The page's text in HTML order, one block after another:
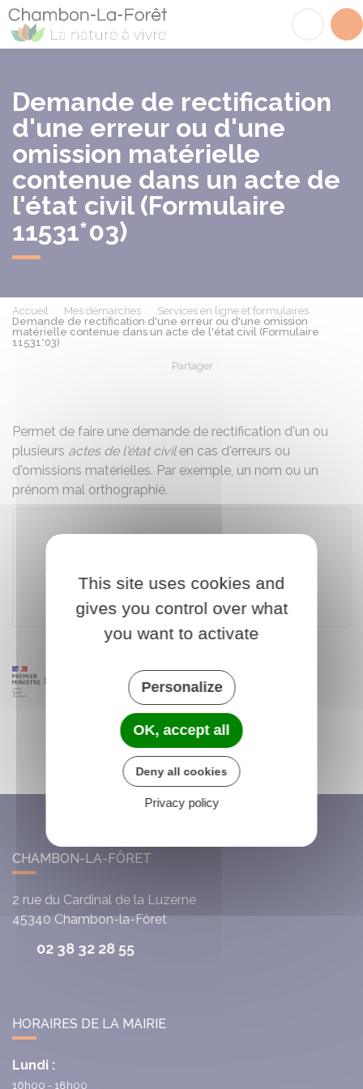
Demande de rectification
d'une erreur ou d'une
omission matérielle
contenue dans un acte de
l'état civil (Formulaire
11531*03)
Accueil Mes démarches
Services en ligne et formulaires
Demande de rectification d'une erreur ou d'une omission
matérielle contenue dans un acte de l'état civil (Formulaire
11531*03)
Partager
Permet de faire une demande de rectification d'un ou
plusieurs actes de l'état civil en cas d'erreurs ou
d'omissions matérielles. Par exemple, un nom ou un
prénom mal orthographié.
Ministère chargé de la justice
CHAMBON-LA-FÔRET
2 rue du Cardinal de la Luzerne
45340 Chambon-la-Fôret
02 38 32 28 55
HORAIRES DE LA MAIRIE
Lundi :
16h00 - 18h00
This site uses cookies and
gives you control over what
you want to activate
Personalize
OK, accept all
Deny all cookies
Privacy policy